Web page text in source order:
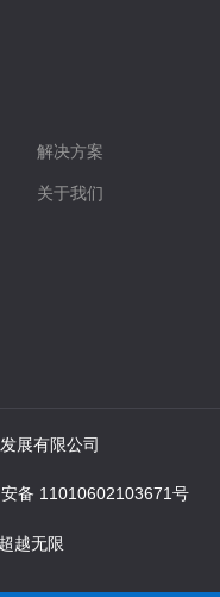
解决方案
关于我们
展有限公司
备 11010602103671号
超越无限